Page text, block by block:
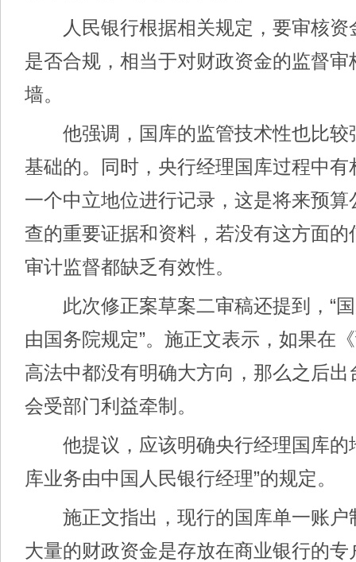
人民银行根据相关规定，要审核资
是否合规，相当于对财政资金的监督审
墙。
他强调，国库的监管技术性也比较
基础的。同时，央行经理国库过程中
一个中立地位进行记录，这是将来预
查的重要证据和资料，若没有这方面的
审计监督都缺乏有效性。
此次修正案草案二审稿还提到，“国
由国务院规定”。施正文表示，如果在
高法中都没有明确大方向，那么之后
会受部门利益牵制。
他提议，应该明确央行经理国库的
库业务由中国人民银行经理”的规定。
施正文指出，现行的国库单一账户
大量的财政资金是存放在商业银行的